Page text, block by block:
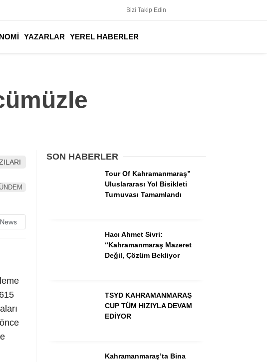
GÜNDEM
SAĞLIK
Bizi Takip Edin
YAZARLAR YEREL HABERLER
SON HABERLER
Tour Of Kahramanmaraş”
Uluslararası Yol Bisikleti
Turnuvası Tamamlandı
Hacı Ahmet Sivri:
“Kahramanmaraş Mazeret
Değil, Çözüm Bekliyor
TSYD KAHRAMANMARAŞ
CUP TÜM HIZIYLA DEVAM
EDİYOR
Kahramanmaraş’ta Bina